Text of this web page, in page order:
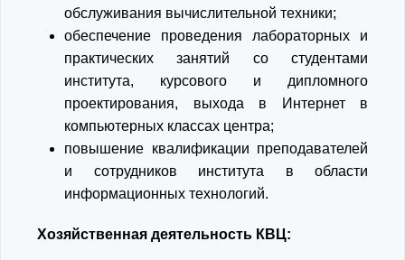
обслуживания вычислительной техники;
обеспечение проведения лабораторных и
практических занятий со студентами
института, курсового и дипломного
проектирования, выхода в Интернет в
компьютерных классах центра;
повышение квалификации преподавателей
и сотрудников института в области
информационных технологий.
Хозяйственная деятельность КВЦ: